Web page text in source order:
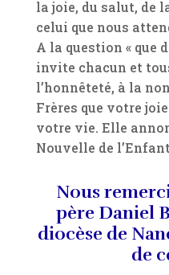
la joie, du salut, de
celui que nous
A la question « que
invite chacun et
l’honnêteté, à la
Frères que votre
votre vie. Elle
Nouvelle de
Nous
père Daniel
diocèse de
de